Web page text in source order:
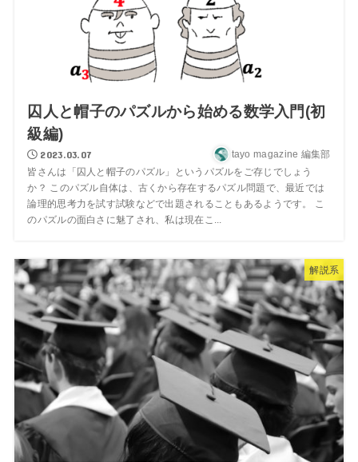
囚人と帽子のパズルから始める数学入門(初
級編)
2023.03.07 tayo magazine 編集部
皆さんは「囚人と帽子のパズル」というパズルをご存じでしょう
か？ このパズル自体は、古くから存在するパズル問題で、最近では
論理的思考力を試す試験などで出題されることもあるようです。 こ
のパズルの面白さに魅了され、私は現在こ...
解説系